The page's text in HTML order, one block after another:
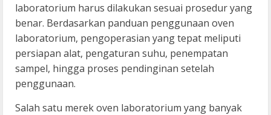
laboratorium harus dilakukan sesuai prosedur yang
benar. Berdasarkan panduan penggunaan oven
laboratorium, pengoperasian yang tepat meliputi
persiapan alat, pengaturan suhu, penempatan
sampel, hingga proses pendinginan setelah
penggunaan.
Salah satu merek oven laboratorium yang banyak